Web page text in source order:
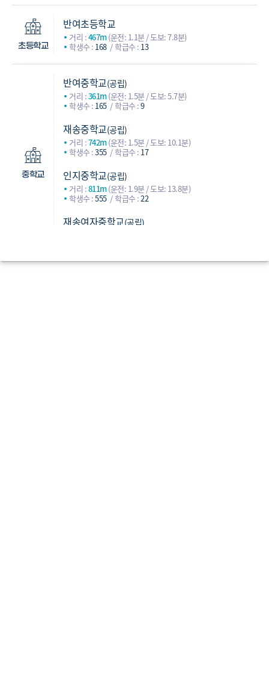
초등학교
반여초등학교
거리 :467m(운전: 1.1분 / 도보: 7.8분)
학생수 : 168 학급수 : 13
중학교
반여중학교(공립)
거리 :361m(운전: 1.5분 / 도보: 5.7분)
학생수 : 165 학급수 :9
재송중학교(공립)
거리 :742m(운전: 1.5분 / 도보: 10.1분)
학생수 :355 학급수 : 17
인지중학교(공립)
거리 :811m(운전: 1.9분 / 도보: 13.8분)
학생수 :555 학급수 :22
재송여자중학교(공립)